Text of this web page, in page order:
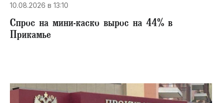
10.08.2026 в 13:10
Спрос на мини-каско вырос на 44% в
Прикамье